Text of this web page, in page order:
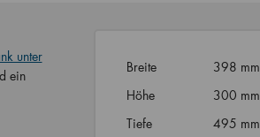
unter
ein
Breite
398 mm
Höhe
300 mm
Tiefe
495 mm